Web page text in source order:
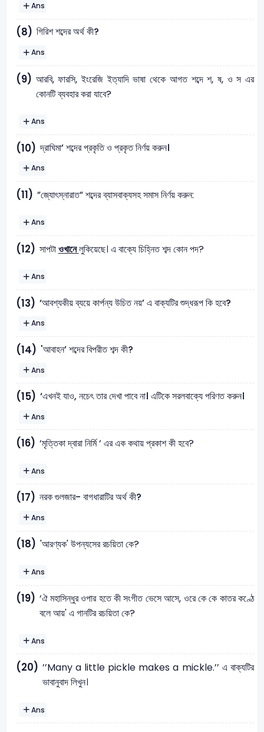
Ans
(8) গিরিশ শব্দের অর্থ কী?
Ans
(9) আরবি, ফারসি, ইংরেজি ইত্যাদি ভাষা থেকে আগত শব্দে শ, ষ, ও স এর
কোনটি ব্যবহার করা যাবে?
Ans
(10) দ্রাঘিমা’ শব্দের প্রকৃতি ও প্রকৃত নির্ণয় করুন।
Ans
(11) ”জ্যোৎস্নারাত” শব্দের ব্যাসবাক্যসহ সমাস নির্ণয় করুন:
Ans
(12) সাপটাওখানেলুকিয়েছে। এ বাক্যে চিহ্নিত শব্দ কোন পদ?
Ans
(13) ‘আবশ্যকীয় ব্যয়ে কার্পন্য উচিত নয়’ এ বাক্যটির শুদ্ধরূপ কি হবে?
Ans
(14) 'আবাহন’ শব্দের বিপরীত শব্দ কী?
Ans
(15) ‘এখনই যাও, নচেৎ তার দেখা পাবে না। এটিকে সরলবাক্যে পরিণত করুন।
Ans
(16) ‘মৃত্তিকা দ্বারা নির্মি ‘ এর এক কথায় প্রকাশ কী হবে?
Ans
(17) নরক গুলজার- বাগধারাটির অর্থ কী?
Ans
(18) 'আরণ্যক' উপন্যসের রচয়িতা কে?
Ans
(19) ‘ঐ মহাসিন্ধুর ওপার হতে কী সংগীত ভেসে আসে, ওরে কে কে কাতর কণ্ঠে
বলে আয়' এ গানটির রচয়িতা কে?
Ans
(20) ’’Many a little pickle makes a mickle.’’ এ বাক্যটির
ভাবানুবাদ লিখুন।
Ans